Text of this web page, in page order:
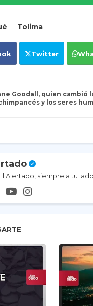
Tolima
Twitter
Goodall, quien cambió
y los seres
Alertado, siempre a tu